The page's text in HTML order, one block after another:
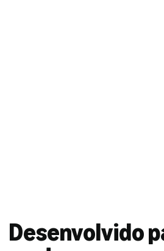
Desenvolvido